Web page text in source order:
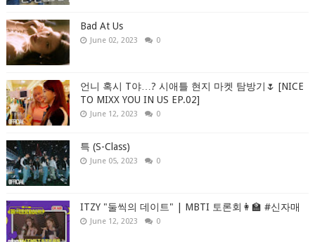
Bad At Us
June 02, 2023 0
언니 혹시 T야…? 시애틀 현지 마켓 탐방기🌷 [NICE
TO MIXX YOU IN US EP.02]
June 12, 2023 0
특 (S-Class)
June 05, 2023 0
ITZY "둘씩의 데이트" | MBTI 토론회👩‍🏫 #신자매
June 12, 2023 0